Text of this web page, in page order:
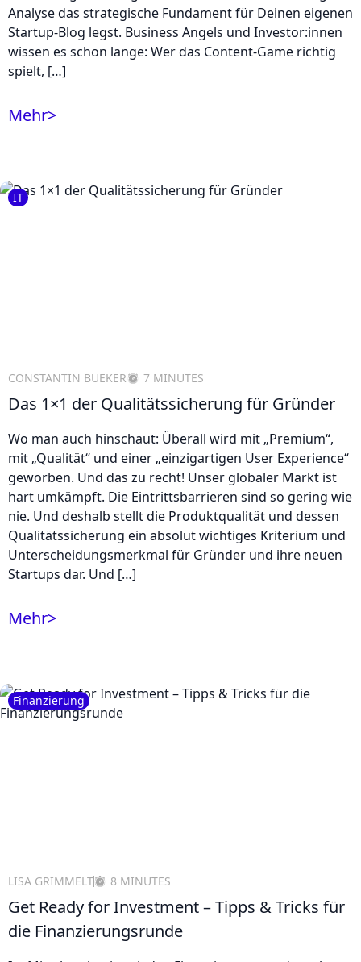
Analyse das strategische Fundament für Deinen eigenen
Startup-Blog legst. Business Angels und Investor:innen
wissen es schon lange: Wer das Content-Game richtig
spielt, […]
Mehr>
IT
CONSTANTIN BUEKER 7 MINUTES
Das 1×1 der Qualitätssicherung für Gründer
Wo man auch hinschaut: Überall wird mit „Premium“,
mit „Qualität“ und einer „einzigartigen User Experience“
geworben. Und das zu recht! Unser globaler Markt ist
hart umkämpft. Die Eintrittsbarrieren sind so gering wie
nie. Und deshalb stellt die Produktqualität und dessen
Qualitätssicherung ein absolut wichtiges Kriterium und
Unterscheidungsmerkmal für Gründer und ihre neuen
Startups dar. Und […]
Mehr>
Finanzierung
LISA GRIMMELT 8 MINUTES
Get Ready for Investment – Tipps & Tricks für
die Finanzierungsrunde